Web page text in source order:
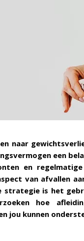
naar
een
en
van afvallen
strategie is het
hoe
jou kunnen